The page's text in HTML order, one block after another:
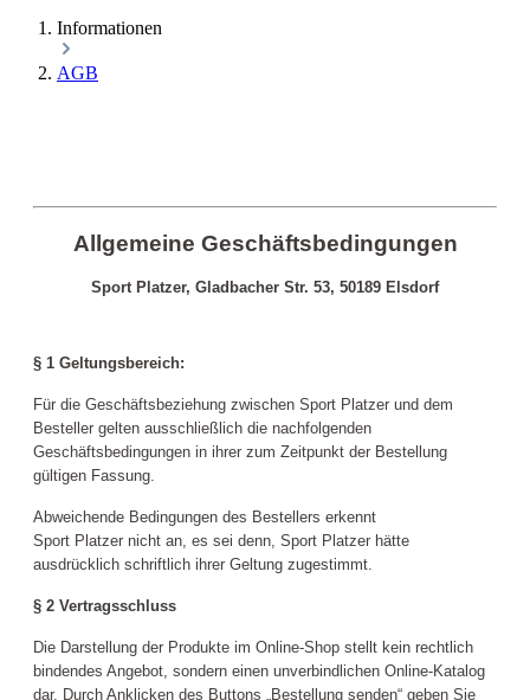
Informationen
AGB
Allgemeine Geschäftsbedingungen
Sport Platzer, Gladbacher Str. 53, 50189 Elsdorf
§ 1 Geltungsbereich:
Für die Geschäftsbeziehung zwischen Sport Platzer und dem
Besteller gelten ausschließlich die nachfolgenden
Geschäftsbedingungen in ihrer zum Zeitpunkt der Bestellung
gültigen Fassung.
Abweichende Bedingungen des Bestellers erkennt
Sport Platzer nicht an, es sei denn, Sport Platzer hätte
ausdrücklich schriftlich ihrer Geltung zugestimmt.
§ 2 Vertragsschluss
Die Darstellung der Produkte im Online-Shop stellt kein rechtlich
bindendes Angebot, sondern einen unverbindlichen Online-Katalog
dar. Durch Anklicken des Buttons „Bestellung senden“ geben Sie